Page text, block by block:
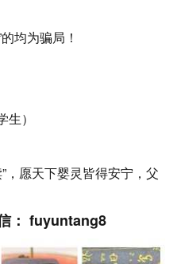
均为骗局！
）
，愿天下婴灵皆得安宁，父
： fuyuntang8